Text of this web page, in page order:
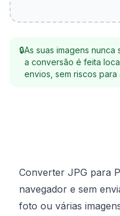
🔒As suas imagens
a conversão é feita
envios, sem riscos
Converter JPG para
navegador e sem
foto ou várias